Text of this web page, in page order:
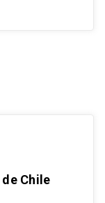
Chile